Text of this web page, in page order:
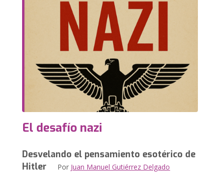
El desafío nazi
Desvelando el pensamiento esotérico de
Hitler Por Juan Manuel Gutiérrez Delgado